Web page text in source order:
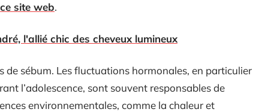
ce site web.
l'allié chic des cheveux lumineux
de sébum. Les fluctuations hormonales, en particulier
l’adolescence, sont souvent responsables de
environnementales, comme la chaleur et